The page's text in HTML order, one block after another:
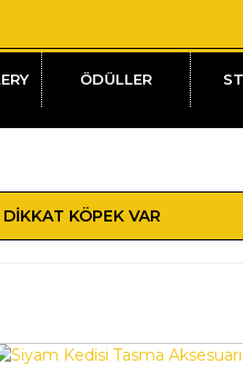
ÖDÜLLER
DİKKAT KÖPEK VAR